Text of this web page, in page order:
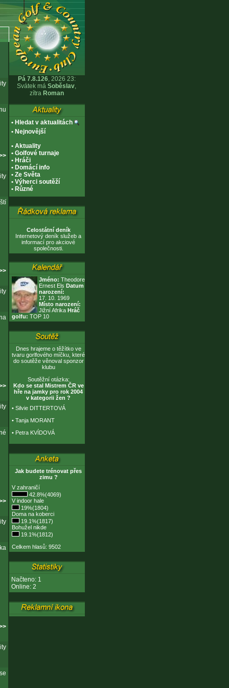
Pá 7.8.126, 2026 23:
Svátek má Soběslav,
zítra Roman
• Hledat v aktualitách
• Nejnovější
• Aktuality
• Golfové turnaje
• Hráči
• Domácí info
• Ze Světa
• Výherci soutěží
• Různé
Celostátní deník
Internetový deník služeb a
informací pro akciové
společnosti.
Jméno: Theodore
Ernest Els Datum
narození:
17. 10. 1969
Místo narození:
Jižní Afrika Hráč
golfu: TOP 10
Dnes hrajeme o těžítko ve
tvaru gorlfového míčku, které
do soutěže věnoval sponzor
klubu
Soutěžní otázka:
Kdo se stal Mistrem ČR ve
hře na jamky pro rok 2004
v kategorii žen ?
• Silvie DITTERTOVÁ
• Tanja MORANT
• Petra KVÍDOVÁ
Jak budete trénovat přes
zimu ?
V zahraničí
42.8%(4069)
V indoor hale
19%(1804)
Doma na koberci
19.1%(1817)
Bohužel nikde
19.1%(1812)
Celkem hlasů: 9502
Načteno: 1
Online: 2